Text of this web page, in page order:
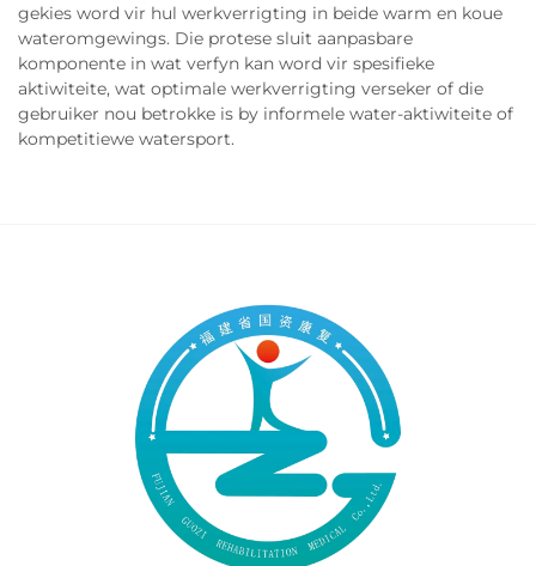
gekies word vir hul werkverrigting in beide warm en koue
wateromgewings. Die protese sluit aanpasbare
komponente in wat verfyn kan word vir spesifieke
aktiwiteite, wat optimale werkverrigting verseker of die
gebruiker nou betrokke is by informele water-aktiwiteite of
kompetitiewe watersport.